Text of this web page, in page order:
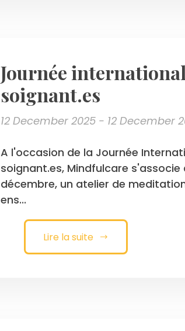
Journée
soignant.es
12 December 2025 - 12 December
A l'occasion de la Journée
soignant.es, Mindfulcare
décembre, un atelier de
ens...
Lire la suite